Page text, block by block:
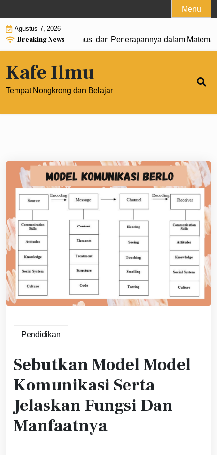
to
content
Menu
Agustus 7, 2026
Breaking News
Pengertian, Rumus, dan Penerapannya dalam
Kafe Ilmu
Tempat Nongkrong dan Belajar
Pendidikan
Sebutkan Model Model
Komunikasi Serta
Jelaskan Fungsi Dan
Manfaatnya